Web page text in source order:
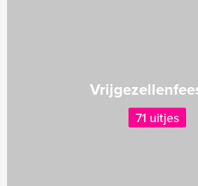
71 uitjes